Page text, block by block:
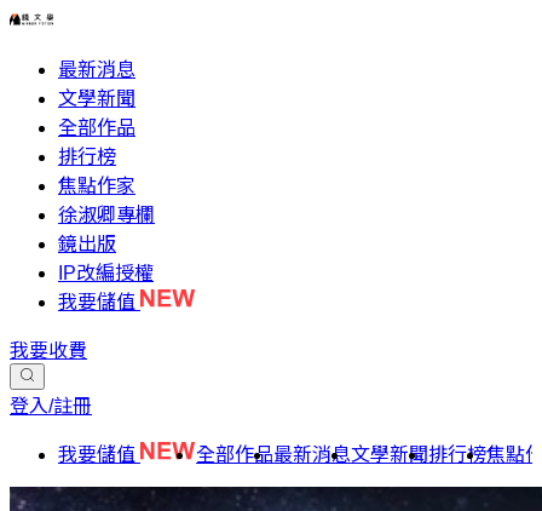
最新消息
文學新聞
全部作品
排行榜
焦點作家
徐淑卿專欄
鏡出版
IP改編授權
我要儲值
我要收費
登入/註冊
我要儲值 全部作品最新消息文學新聞排行榜焦點